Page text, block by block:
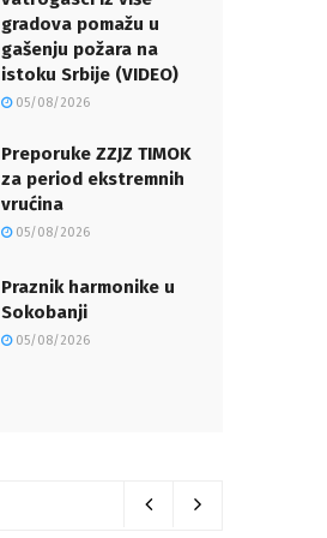
gradova pomažu u
gašenju požara na
istoku Srbije (VIDEO)
05/08/2026
Preporuke ZZJZ TIMOK
za period ekstremnih
vrućina
05/08/2026
Praznik harmonike u
Sokobanji
05/08/2026